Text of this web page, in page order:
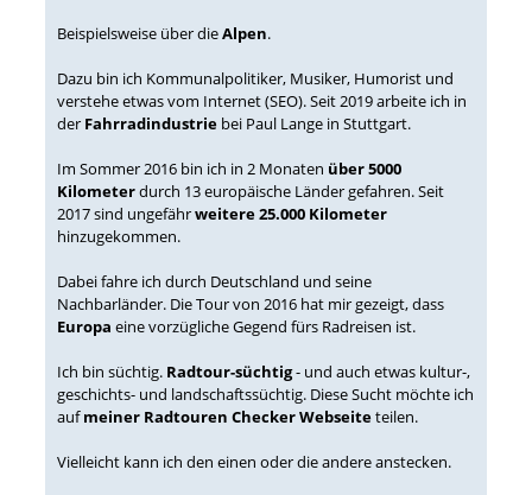
Beispielsweise über dieAlpen.
Dazu bin ich Kommunalpolitiker, Musiker, Humorist und
verstehe etwas vom Internet (SEO). Seit 2019 arbeite ich in
der Fahrradindustrie bei Paul Lange in Stuttgart.
Im Sommer 2016 bin ich in 2 Monaten über 5000
Kilometerdurch 13 europäische Länder gefahren. Seit
2017 sind ungefährweitere 25.000 Kilometer
hinzugekommen.
Dabei fahre ich durch Deutschland und seine
Nachbarländer. Die Tour von 2016 hat mir gezeigt, dass
Europa eine vorzügliche Gegend fürs Radreisen ist.
Ich bin süchtig. Radtour-süchtig- und auch etwas kultur-,
geschichts- und landschaftssüchtig. Diese Sucht möchte ich
aufmeiner Radtouren Checker Webseiteteilen.
Vielleicht kann ich den einen oder die andere anstecken.